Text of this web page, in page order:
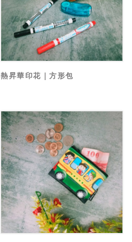
熱昇華印花｜方形包